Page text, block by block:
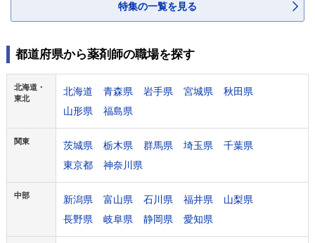
特集の一覧を見る
都道府県から薬剤師の職場を探す
北海道・
東北
北海道 青森県 岩手県 宮城県
秋田県
山形県
福島県
関東 茨城県 栃木県 群馬県 埼玉県
千葉県
東京都
神奈川県
中部 新潟県 富山県 石川県 福井県
山梨県
長野県
岐阜県 静岡県 愛知県